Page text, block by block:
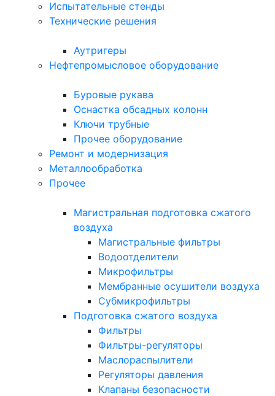
Испытательные стенды
Технические решения
Аутригеры
Нефтепромысловое оборудование
Буровые рукава
Оснастка обсадных колонн
Ключи трубные
Прочее оборудование
Ремонт и модернизация
Металлообработка
Прочее
Магистральная подготовка сжатого
воздуха
Магистральные фильтры
Водоотделители
Микрофильтры
Мембранные осушители воздуха
Субмикрофильтры
Подготовка сжатого воздуха
Фильтры
Фильтры-регуляторы
Маслораспылители
Регуляторы давления
Клапаны безопасности